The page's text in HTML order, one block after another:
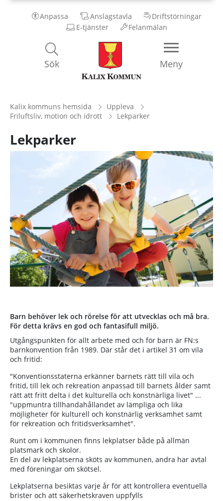
Anpassa Anslagstavla
Driftstörningar
E-tjänster
Felanmälan
Kalix
Kommun
Meny
Sök
Kalix kommuns hemsida
Uppleva
Friluftsliv, motion och idrott
Lekparker
Lekparker
Barn behöver lek och rörelse för att utvecklas och må bra.
För detta krävs en god och fantasifull miljö.
Utgångspunkten för allt arbete med och för barn är FN:s
barnkonvention från 1989. Där står det i artikel 31 om vila
och fritid:
"Konventionsstaterna erkänner barnets rätt till vila och
fritid, till lek och rekreation anpassad till barnets ålder samt
rätt att fritt delta i det kulturella och konstnärliga livet" ...
"uppmuntra tillhandahållandet av lämpliga och lika
möjligheter för kulturell och konstnärlig verksamhet samt
för rekreation och fritidsverksamhet".
Runt om i kommunen finns lekplatser både på allmän
platsmark och skolor.
En del av lekplatserna sköts av kommunen, andra har avtal
med föreningar om skötsel.
Lekplatserna besiktas varje år för att kontrollera eventuella
brister och att säkerhetskraven uppfylls